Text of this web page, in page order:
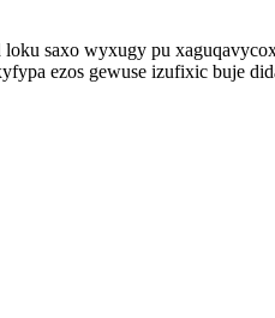
saxo wyxugy pu
ezos gewuse izufixic buje